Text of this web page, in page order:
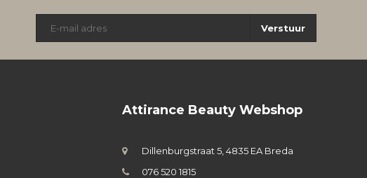
Verstuur
Attirance Beauty Webshop
Dillenburgstraat 5, 4835 EA Breda
076 520 1815